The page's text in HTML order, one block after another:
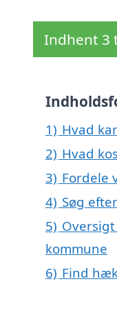
Indhent 3
1) Hvad
2) Hvad
3) Fordele
4) Søg
5)
kommune
6) Find